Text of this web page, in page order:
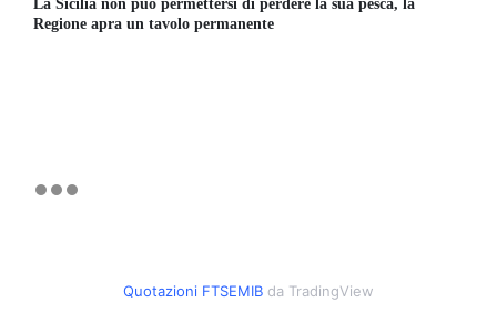
La Sicilia non può permettersi di perdere la sua pesca, la
Regione apra un tavolo permanente
Quotazioni FTSEMIB da TradingView